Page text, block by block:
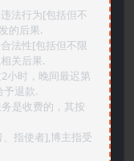
法行为[包括但不
的后果.
法性[包括但不限
关后果.
小时，晚间最迟第
予退款.
是收费的，其按
指使者],博主指受